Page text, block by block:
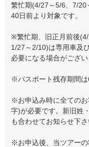
繁忙期(4/27～5/6、7/
40日前より対象です。
※繁忙期、旧正月前後
1/27～2/10)は専用車及
必要になる場合がござい
※パスポート残存期間は
※お申込み時に全ての
字)が必要です。新旧姓
も合わせてお知らせ下さ
※お申込後、当ツアー